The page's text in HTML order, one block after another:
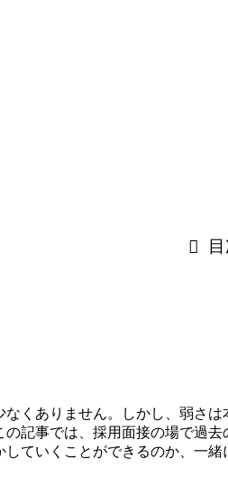
くありません。しかし、弱さ
記事では、採用面接の場で過
ていくことができるのか、一緒